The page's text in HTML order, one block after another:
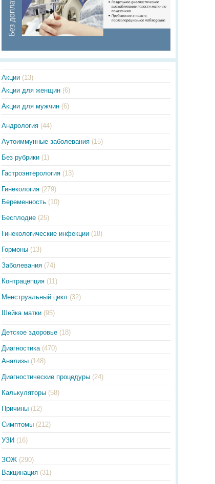
Акции (13)
Акции для женщин (6)
Акции для мужчин (6)
Андрология (44)
Аутоиммунные заболевания (15)
Без рубрики (1)
Гастроэнтерология (13)
Гинекология (279)
Беременность (10)
Бесплодие (25)
Гинекологические инфекции (18)
Гормоны (13)
Заболевания (74)
Контрацепция (11)
Менструальный цикл (32)
Шейка матки (95)
Детское здоровье (18)
Диагностика (470)
Анализы (148)
Диагностические процедуры (24)
Калькуляторы (58)
Причины (12)
Симптомы (212)
УЗИ (16)
ЗОЖ (290)
Вакцинация (31)